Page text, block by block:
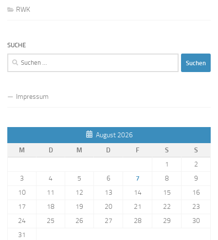
RWK
SUCHE
Suchen
Impressum
August 2026
M
D M D F S
S
1
2
3
4 5 6 7 8
9
10
11 12 13 14 15
16
17
18 19 20 21 22
23
24
25 26 27 28 29
30
31